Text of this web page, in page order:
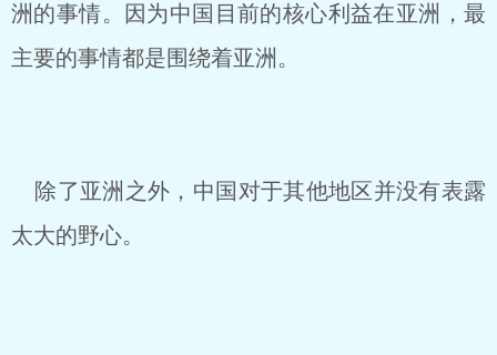
洲的事情。因为中国目前的核心利益在亚洲，最
主要的事情都是围绕着亚洲。
除了亚洲之外，中国对于其他地区并没有表露
太大的野心。